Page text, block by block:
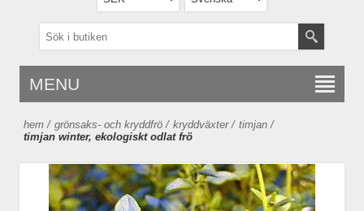
MENU
hem / grönsaks- och kryddfrö / kryddväxter / timjan /
timjan winter, ekologiskt odlat frö